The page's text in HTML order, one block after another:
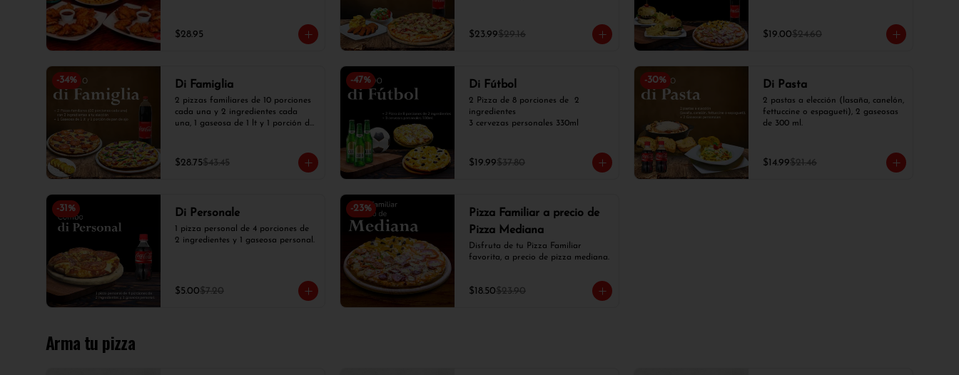
$28.95 $23.99$29.16
fritas y 1 gaseosa de 1 lt.
$19.00$24.60
-34% Di Famiglia
2 pizzas familiares de 10 porciones
cada una y 2 ingredientes cada
una, 1 gaseosa de 1 lt y 1 porción de
$28.75$43.45
-47% Di Fútbol
2 Pizza de 8 porciones de  2
ingredientes
3 cervezas personales 330ml
$19.99$37.80
-30% Di Pasta
2 pastas a elección (lasaña, canelón,
fettuccine o espagueti), 2 gaseosas
de 300 ml.
$14.99$21.46
-31% Di Personale
1 pizza personal de 4 porciones de
2 ingredientes y 1 gaseosa personal.
$5.00$7.20
-23%
Pizza Familiar a precio de
Pizza Mediana
Disfruta de tu Pizza Familiar
favorita, a precio de pizza mediana.
$18.50$23.90
Arma tu pizza